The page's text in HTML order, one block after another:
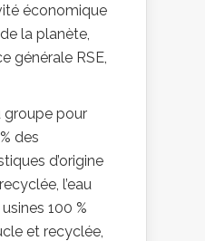
économique
la planète,
générale RSE,
groupe pour
des
d’origine
l’eau
100 %
et recyclée,